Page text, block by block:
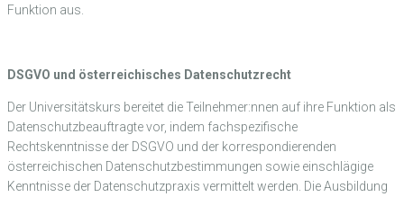
Funktion aus.
DSGVO und österreichisches Datenschutzrecht
Der Universitätskurs bereitet die Teilnehmer:nnen auf ihre Funktion als
Datenschutzbeauftragte vor, indem fachspezifische
Rechtskenntnisse der DSGVO und der korrespondierenden
österreichischen Datenschutzbestimmungen sowie einschlägige
Kenntnisse der Datenschutzpraxis vermittelt werden. Die Ausbildung